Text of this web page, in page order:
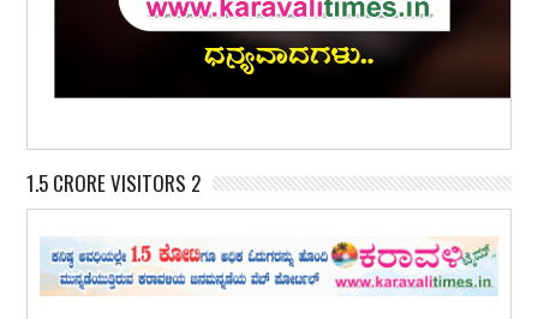
1.5 CRORE VISITORS 2